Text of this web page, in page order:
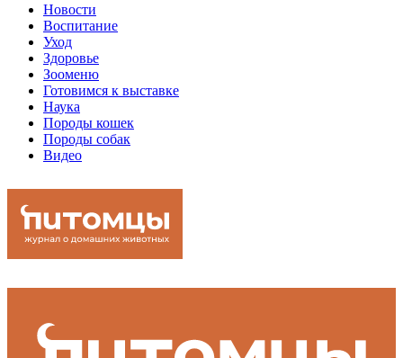
Новости
Воспитание
Уход
Здоровье
Зооменю
Готовимся к выставке
Наука
Породы кошек
Породы собак
Видео